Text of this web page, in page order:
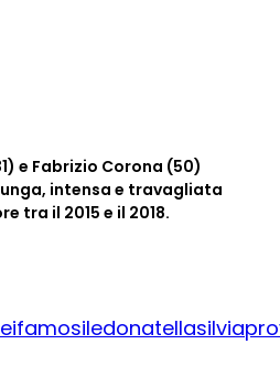
e Fabrizio Corona (50)
intensa e travagliata
tra il 2015 e il 2018.
ledonatella